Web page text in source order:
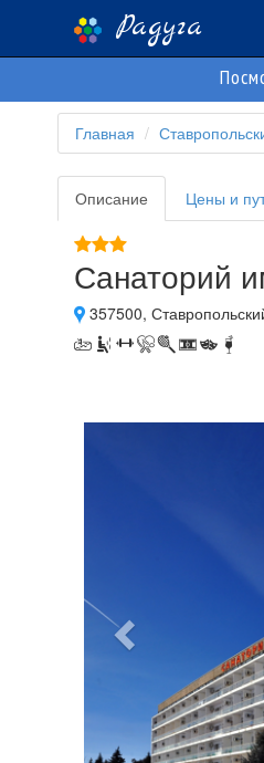
Радуга
Главная
Описание Цены и
Санаторий
357500,